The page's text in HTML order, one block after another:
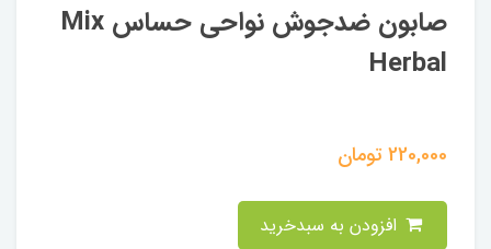
صابون ضدجوش نواحی حساس Mix
Herbal
220,000تومان